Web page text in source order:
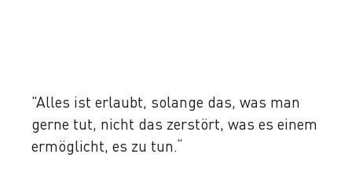
"Alles ist erlaubt, solange das, was man
gerne tut, nicht das zerstört, was es einem
ermöglicht, es zu tun.“